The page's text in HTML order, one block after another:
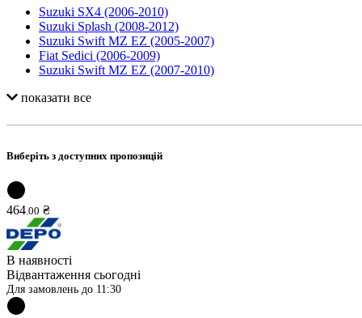
Suzuki SX4 (2006-2010)
Suzuki Splash (2008-2012)
Suzuki Swift MZ EZ (2005-2007)
Fiat Sedici (2006-2009)
Suzuki Swift MZ EZ (2007-2010)
показати все
Виберіть з доступних пропозицій
464.00 ₴
В наявності
Відвантаження сьогодні
Для замовлень до 11:30